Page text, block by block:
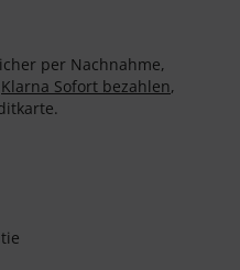
per Nachnahme,
Klarna Sofort bezahlen,